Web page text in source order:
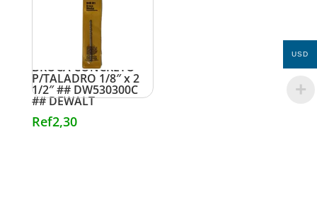
BROCA CONCRETO
P/TALADRO 1/8″ x 2
1/2″ ## DW530300C
## DEWALT
Ref2,30
USD